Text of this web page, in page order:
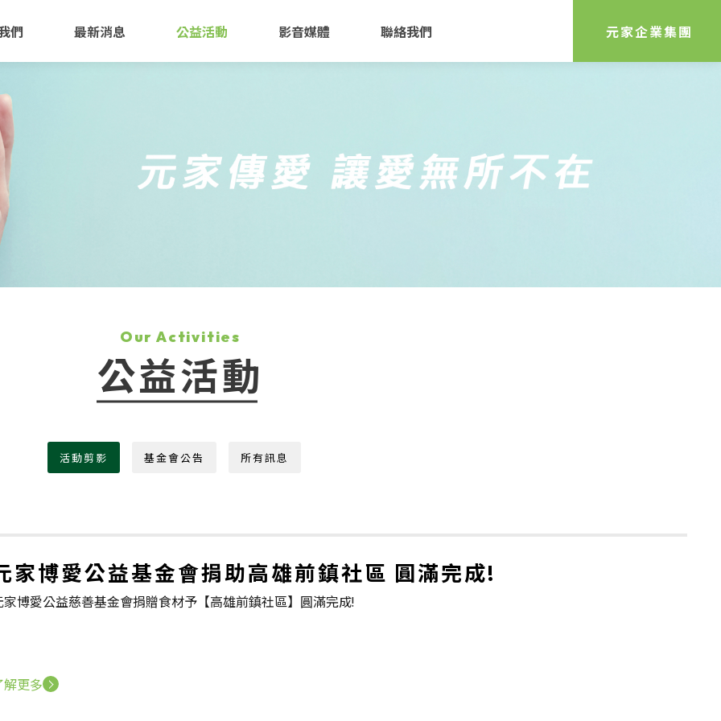
們 最新消息 公益活動 影音媒體 聯絡我們 元家企業集團
Our Activities
公益活動
活動剪影 基金會公告 所有訊息
家博愛公益基金會捐助高雄前鎮社區 圓滿完成!
家博愛公益慈善基金會捐贈食材予【高雄前鎮社區】圓滿完成!
解更多